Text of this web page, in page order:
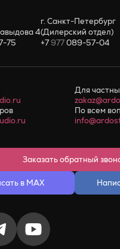
4
75
г. Санкт-Петербург
(Дилерский отдел)
+7977089-57-04
Для
По всем
Заказать обратный
в MAX